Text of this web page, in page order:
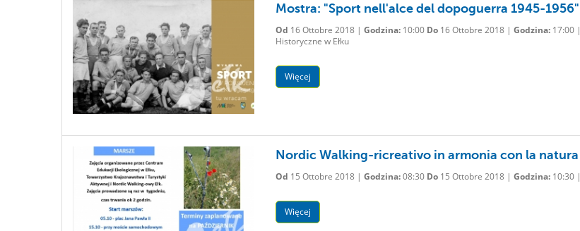
Mostra: "Sport nell'alce del dopoguerra 1945-1956"
Od 16 Ottobre 2018 | Godzina:10:00 Do16 Ottobre 2018 | Godzina:17:00 |
Historyczne w Ełku
Więcej
Nordic Walking-ricreativo in armonia con la natura
Od 15 Ottobre 2018 | Godzina:08:30 Do15 Ottobre 2018 | Godzina:10:30 |
Więcej